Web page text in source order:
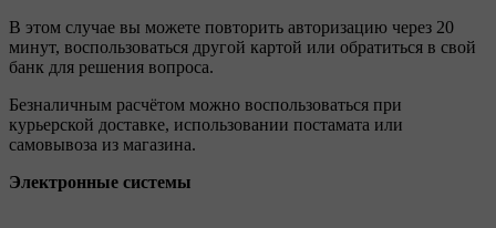
В этом случае вы можете повторить авторизацию через 20
минут, воспользоваться другой картой или обратиться в свой
банк для решения вопроса.
Безналичным расчётом можно воспользоваться при
курьерской доставке, использовании постамата или
самовывоза из магазина.
Электронные системы